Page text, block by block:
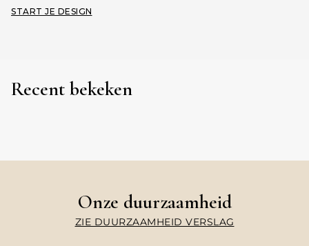
START JE DESIGN
Recent bekeken
Onze duurzaamheid
ZIE DUURZAAMHEID VERSLAG